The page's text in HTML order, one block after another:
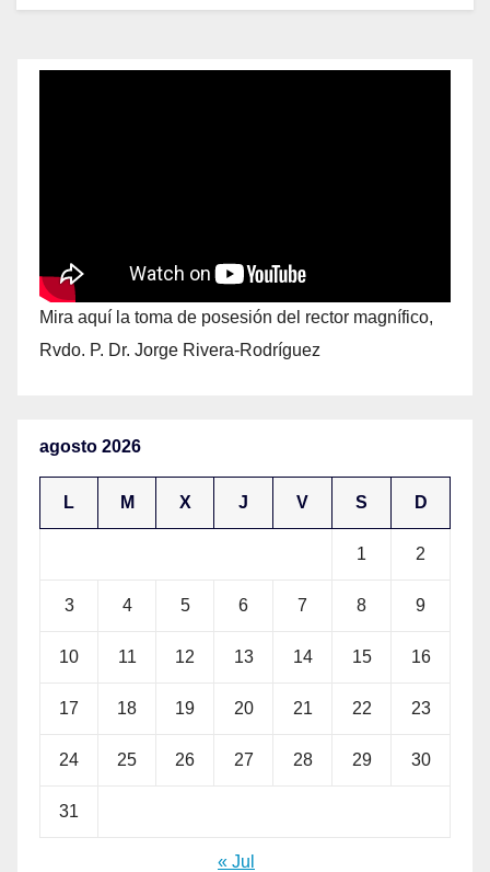
Mira aquí la toma de posesión del rector magnífico,
Rvdo. P. Dr. Jorge Rivera-Rodríguez
agosto 2026
L M X J V S D
1 2
3 4 5 6 7 8 9
10 11 12 13 14 15 16
17 18 19 20 21 22 23
24 25 26 27 28 29 30
31
« Jul